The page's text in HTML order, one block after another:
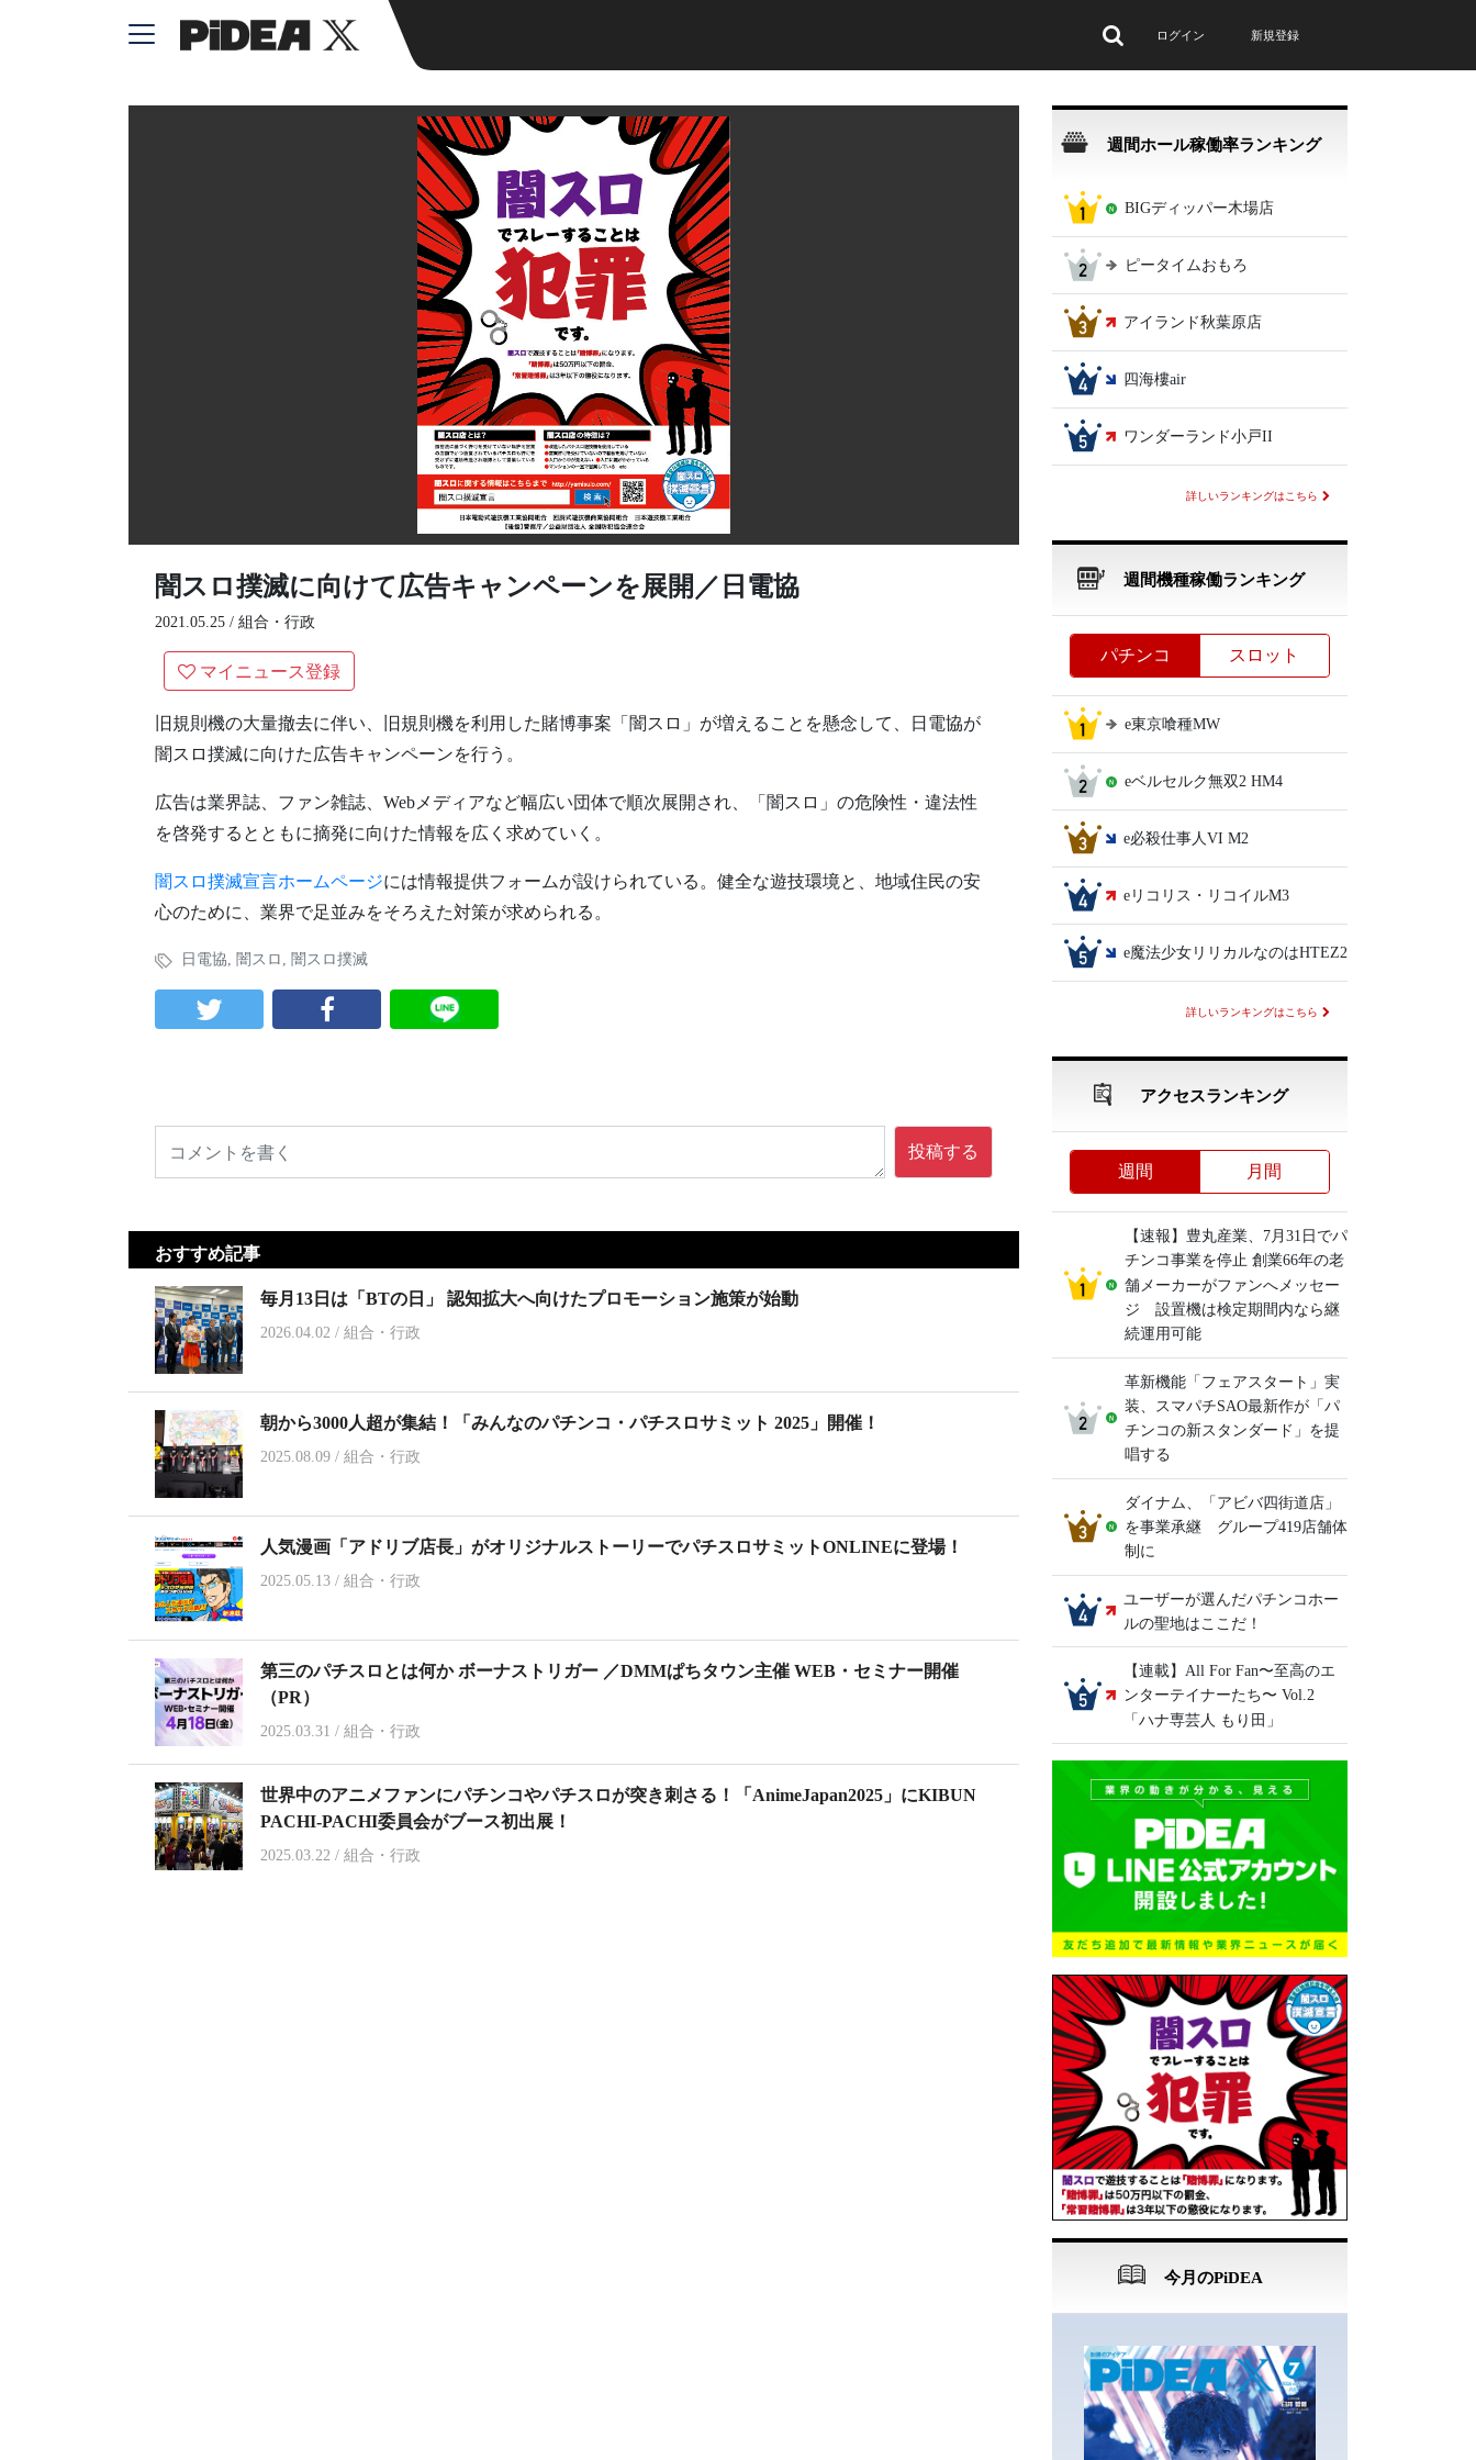
ログイン 新規登録
闇スロ撲滅に向けて広告キャンペーンを展開／日電協
2021.05.25 / 組合・行政
マイニュース登録
旧規則機の大量撤去に伴い、旧規則機を利用した賭博事案「闇スロ」が増えることを懸念して、日電協が
闇スロ撲滅に向けた広告キャンペーンを行う。
広告は業界誌、ファン雑誌、Webメディアなど幅広い団体で順次展開され、「闇スロ」の危険性・違法性
を啓発するとともに摘発に向けた情報を広く求めていく。
闇スロ撲滅宣言ホームページには情報提供フォームが設けられている。健全な遊技環境と、地域住民の安
心のために、業界で足並みをそろえた対策が求められる。
日電協, 闇スロ , 闇スロ撲滅
投稿する
おすすめ記事
毎月13日は「BTの日」 認知拡大へ向けたプロモーション施策が始動
2026.04.02 / 組合・行政
朝から3000人超が集結！「みんなのパチンコ・パチスロサミット 2025」開催！
2025.08.09 / 組合・行政
人気漫画「アドリブ店長」がオリジナルストーリーでパチスロサミットONLINEに登場！
2025.05.13 / 組合・行政
第三のパチスロとは何か ボーナストリガー ／DMMぱちタウン主催 WEB・セミナー開催
（PR）
2025.03.31 / 組合・行政
世界中のアニメファンにパチンコやパチスロが突き刺さる！「AnimeJapan2025」にKIBUN
PACHI-PACHI委員会がブース初出展！
2025.03.22 / 組合・行政
週間ホール稼働率ランキング
BIGディッパー木場店
ピータイムおもろ
アイランド秋葉原店
四海樓air
ワンダーランド小戸II
詳しいランキングはこちら
週間機種稼働ランキング
パチンコ スロット
e東京喰種MW
eベルセルク無双2 HM4
e必殺仕事人VI M2
eリコリス・リコイルM3
e魔法少女リリカルなのはHTEZ2
詳しいランキングはこちら
アクセスランキング
週間 月間
【速報】豊丸産業、7月31日でパ
チンコ事業を停止 創業66年の老
舗メーカーがファンへメッセー
ジ 設置機は検定期間内なら継
続運用可能
革新機能「フェアスタート」実
装、スマパチSAO最新作が「パ
チンコの新スタンダード」を提
唱する
ダイナム、「アビバ四街道店」
を事業承継 グループ419店舗体
制に
ユーザーが選んだパチンコホー
ルの聖地はここだ！
【連載】All For Fan〜至高のエ
ンターテイナーたち〜 Vol.2
「ハナ専芸人 もり田」
今月のPiDEA